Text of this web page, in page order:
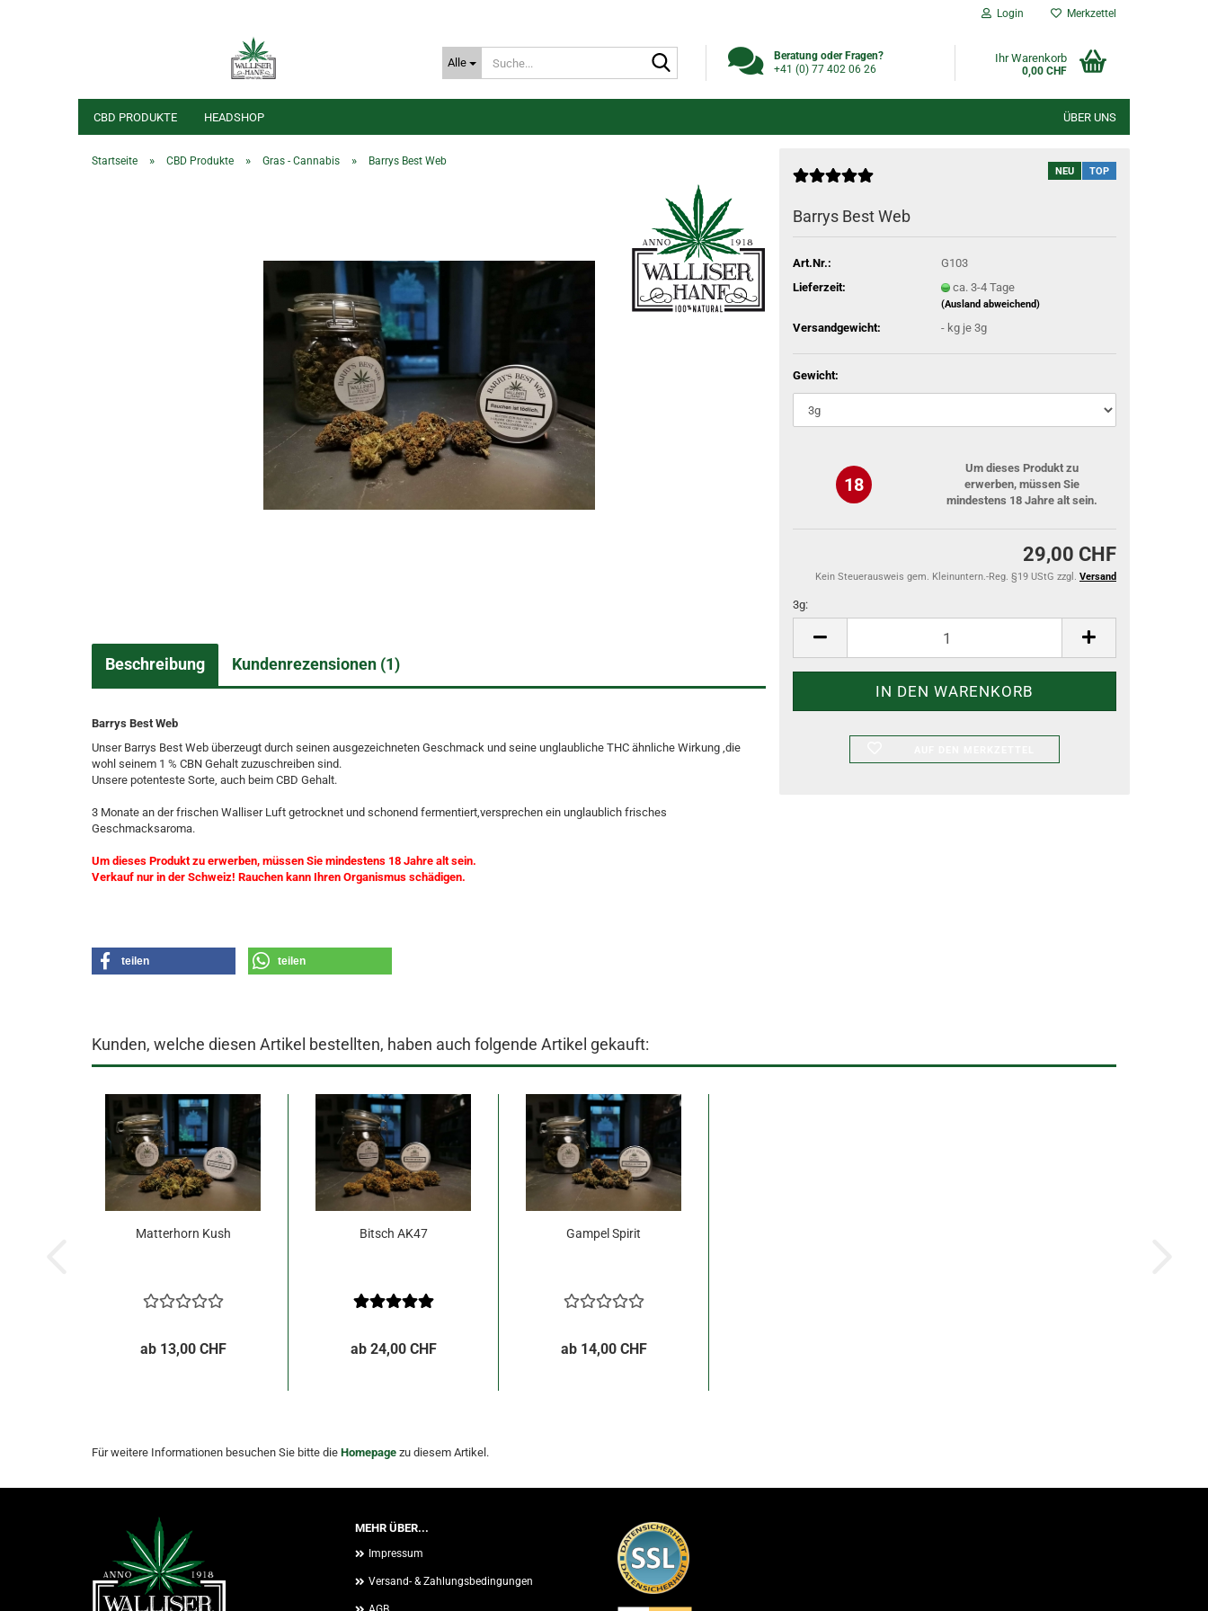
Login Merkzettel
Alle
Beratung oder Fragen?
+41 (0) 77 402 06 26
Ihr Warenkorb
0,00 CHF
CBD PRODUKTE HEADSHOP ÜBER UNS
Startseite » CBD Produkte » Gras - Cannabis » Barrys Best Web
NEU TOP
Barrys Best Web
Art.Nr.:
G103
Lieferzeit:
ca. 3-4 Tage
(Ausland abweichend)
Versandgewicht: - kg je 3g
Gewicht:
18
Um dieses Produkt zu
erwerben, müssen Sie
mindestens 18 Jahre alt sein.
29,00 CHF
Kein Steuerausweis gem. Kleinuntern.-Reg. §19 UStG zzgl. Versand
3g:
Beschreibung Kundenrezensionen (1)
Barrys Best Web
Unser Barrys Best Web überzeugt durch seinen ausgezeichneten Geschmack und seine unglaubliche THC ähnliche Wirkung ,die
wohl seinem 1 % CBN Gehalt zuzuschreiben sind.
Unsere potenteste Sorte, auch beim CBD Gehalt.
3 Monate an der frischen Walliser Luft getrocknet und schonend fermentiert,versprechen ein unglaublich frisches
Geschmacksaroma.
Um dieses Produkt zu erwerben, müssen Sie mindestens 18 Jahre alt sein.
Verkauf nur in der Schweiz! Rauchen kann Ihren Organismus schädigen.
teilen teilen
Kunden, welche diesen Artikel bestellten, haben auch folgende Artikel gekauft:
Matterhorn Kush
ab 13,00 CHF
Bitsch AK47
ab 24,00 CHF
Gampel Spirit
ab 14,00 CHF
Für weitere Informationen besuchen Sie bitte die Homepage zu diesem Artikel.
MEHR ÜBER...
Impressum
Versand- & Zahlungsbedingungen